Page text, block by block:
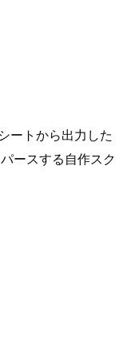
ートから出力した
ースする自作スク